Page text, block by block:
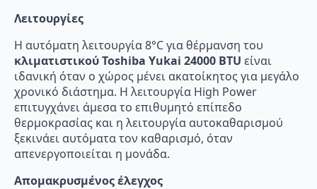
Λειτουργίες
Η αυτόματη λειτουργία 8°C για θέρμανση του
κλιματιστικού Toshiba Yukai 24000 BTU είναι
ιδανική όταν ο χώρος μένει ακατοίκητος για μεγάλο
χρονικό διάστημα. Η λειτουργία High Power
επιτυγχάνει άμεσα το επιθυμητό επίπεδο
θερμοκρασίας και η λειτουργία αυτοκαθαρισμού
ξεκινάει αυτόματα τον καθαρισμό, όταν
απενεργοποιείται η μονάδα.
Απομακρυσμένος έλεγχος